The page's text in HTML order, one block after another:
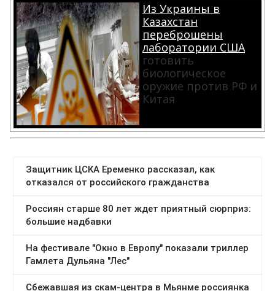
Из Украины в
Казахстан
переброшены
лаборатории США
готовить
биологическое
оружие против РФ и
Китая